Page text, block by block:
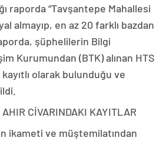
raporda “Tavşantepe Mahallesi
almayıp, en az 20 farklı bazdan
şüphelilerin Bilgi
Kurumundan (BTK) alınan HTS
kayıtlı olarak bulunduğu ve
CİVARINDAKI KAYITLAR
ikameti ve müştemilatından